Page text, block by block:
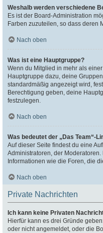
Weshalb werden verschiedene
Es ist der Board-Administration
Farben zuzuteilen, so dass deren
Nach oben
Was ist eine Hauptgruppe?
Wenn du Mitglied in mehr als
Hauptgruppe dazu, deine
standardmäßig angezeigt wird,
Berechtigung geben, deine
festzulegen.
Nach oben
Was bedeutet der „Das Team“-
Auf dieser Seite findest du eine
Administratoren, der
Informationen wie die Foren, die
Nach oben
Private Nachrichten
Ich kann keine Privaten
Hierfür kann es drei Gründe
oder nicht angemeldet, oder die